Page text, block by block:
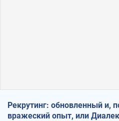
Рекрутинг: обновленный и,
вражеский опыт, или